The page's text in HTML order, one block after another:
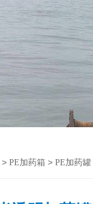
> PE加药箱 > PE加药罐